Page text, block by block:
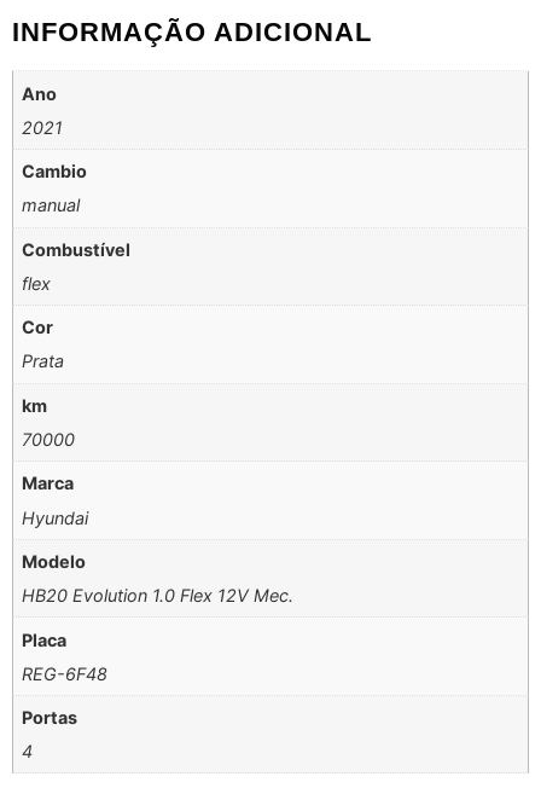
INFORMAÇÃO ADICIONAL
Ano
2021
Cambio
manual
Combustível
flex
Cor
Prata
km
70000
Marca
Hyundai
Modelo
HB20 Evolution 1.0 Flex 12V Mec.
Placa
REG-6F48
Portas
4